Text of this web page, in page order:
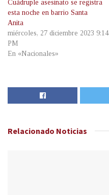
Cuádruple asesinato se registra
esta noche en barrio Santa
Anita
miércoles, 27 diciembre 2023 9:14
PM
En «Nacionales»
Relacionado Noticias